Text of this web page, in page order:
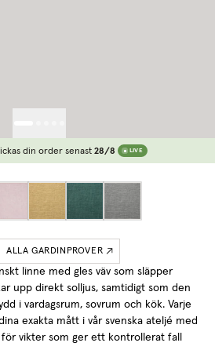
din order senast 28/8 LIVE
ALLA GARDINPROVER
linne med gles väv som släpper
upp direkt solljus, samtidigt som den
i vardagsrum, sovrum och kök. Varje
exakta mått i vår svenska ateljé med
vikter som ger ett kontrollerat fall